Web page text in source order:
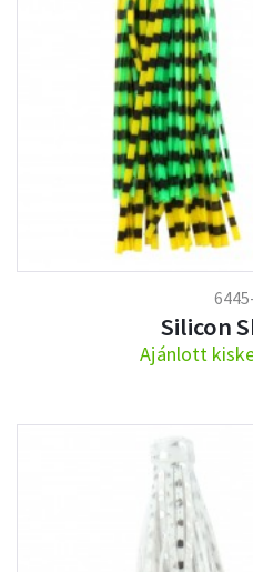
Silicon
Ajánlott